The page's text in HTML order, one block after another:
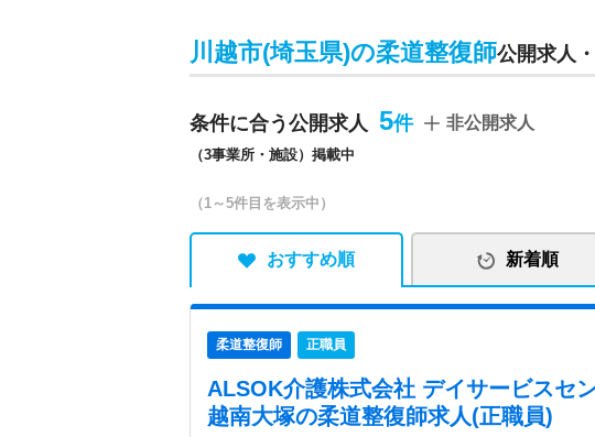
川越市(埼玉県)の柔道整復師公開求人
条件に合う公開求人 5
（3事業所・施設）掲載中
非公開求人
（1～5件目を表示中）
おすすめ順 新着順
柔道整復師 正職員
ALSOK介護株式会社 デイサービスセン
越南大塚の柔道整復師求人(正職員)